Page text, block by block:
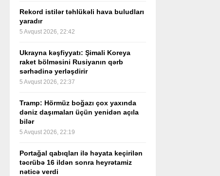
Rekord istilər təhlükəli hava buludları
yaradır
5 Avqust 2026, 22:42
Ukrayna kəşfiyyatı: Şimali Koreya
raket bölməsini Rusiyanın qərb
sərhədinə yerləşdirir
5 Avqust 2026, 22:37
Tramp: Hörmüz boğazı çox yaxında
dəniz daşımaları üçün yenidən açıla
bilər
5 Avqust 2026, 22:19
Portağal qabıqları ilə həyata keçirilən
təcrübə 16 ildən sonra heyrətamiz
nəticə verdi